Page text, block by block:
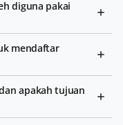
diguna pakai
mendaftar
apakah tujuan